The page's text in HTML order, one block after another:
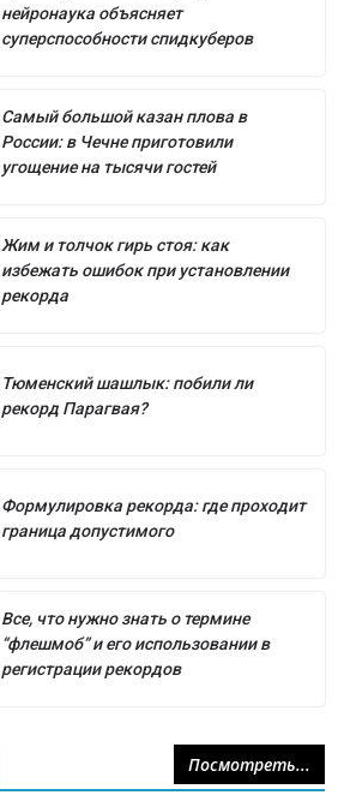
нейронаука объясняет
суперспособности спидкуберов
Самый большой казан плова в
России: в Чечне приготовили
угощение на тысячи гостей
Жим и толчок гирь стоя: как
избежать ошибок при установлении
рекорда
Тюменский шашлык: побили ли
рекорд Парагвая?
Формулировка рекорда: где проходит
граница допустимого
Все, что нужно знать о термине
“флешмоб” и его использовании в
регистрации рекордов
Посмотреть...